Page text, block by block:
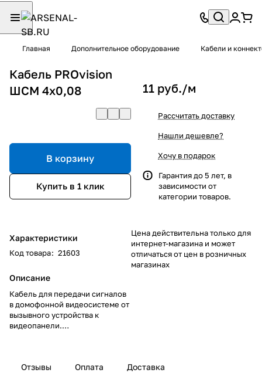
Главная Дополнительное оборудование Кабели и
Кабель PROvision
ШСМ 4х0,08
В корзину
Купить в 1 клик
Характеристики
Код товара: 21603
Описание
Кабель для передачи сигналов
в домофонной видеосистеме от
вызывного устройства к
видеопанели.
11 руб./м
Рассчитать доставку
Нашли дешевле?
Хочу в подарок
Гарантия до 5 лет, в
зависимости от
категории товаров.
Цена действительна только для
интернет-магазина и может
отличаться от цен в розничных
магазинах
Отзывы Оплата Доставка